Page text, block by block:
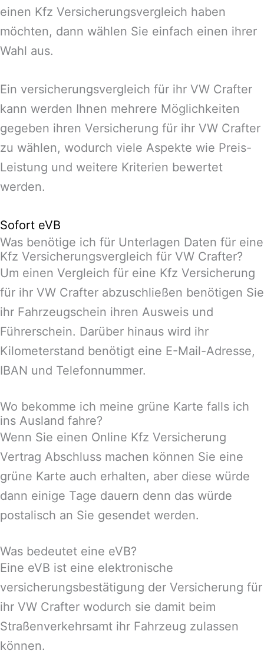
einen Kfz Versicherungsvergleich haben
möchten, dann wählen Sie einfach einen ihrer
Wahl aus.
Ein versicherungsvergleich für ihr VW Crafter
kann werden Ihnen mehrere Möglichkeiten
gegeben ihren Versicherung für ihr VW Crafter
zu wählen, wodurch viele Aspekte wie Preis-
Leistung und weitere Kriterien bewertet
werden.
Sofort eVB
Was benötige ich für Unterlagen Daten für eine
Kfz Versicherungsvergleich für VW Crafter?
Um einen Vergleich für eine Kfz Versicherung
für ihr VW Crafter abzuschließen benötigen Sie
ihr Fahrzeugschein ihren Ausweis und
Führerschein. Darüber hinaus wird ihr
Kilometerstand benötigt eine E-Mail-Adresse,
IBAN und Telefonnummer.
Wo bekomme ich meine grüne Karte falls ich
ins Ausland fahre?
Wenn Sie einen Online Kfz Versicherung
Vertrag Abschluss machen können Sie eine
grüne Karte auch erhalten, aber diese würde
dann einige Tage dauern denn das würde
postalisch an Sie gesendet werden.
Was bedeutet eine eVB?
Eine eVB ist eine elektronische
versicherungsbestätigung der Versicherung für
ihr VW Crafter wodurch sie damit beim
Straßenverkehrsamt ihr Fahrzeug zulassen
können.